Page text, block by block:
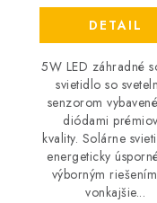
DETAIL
5W LED záhradné
svietidlo so
senzorom
diódami
kvality. Solárne
energeticky
výborným
vonkajšie...